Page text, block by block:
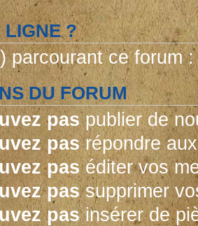
LIGNE ?
parcourant ce forum
DU FORUM
paspublier de
pasrépondre
paséditer vos
passupprimer
pasinsérer de